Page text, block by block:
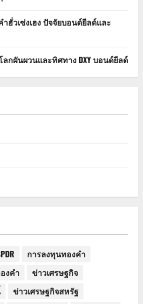
ฮั่วเซ่งเฮง ปัจจัยบอนด์ยีลด์และ
ลกผันผวนและทิศทาง DXY บอนด์ยีลด์
การลงทุนทองคำ
งคำ
ข่าวเศรษฐกิจ
ข่าวเศรษฐกิจสหรัฐ